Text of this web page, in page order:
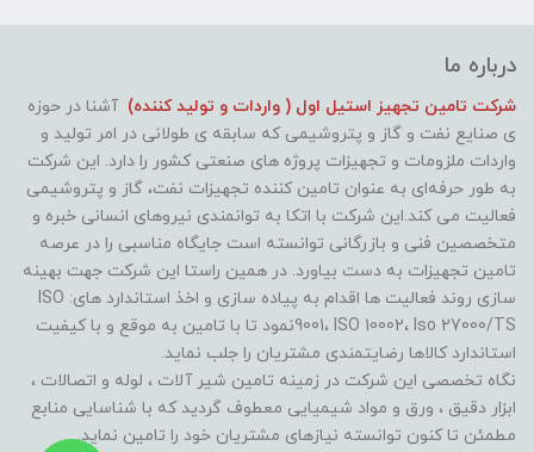
درباره ما
شرکت تامین تجهیز استیل اول ( واردات و تولید کننده) آشنا در حوزه
ی صنایع نفت و گاز و پتروشیمی که سابقه ی طولانی در امر تولید و
واردات ملزومات و تجهیزات پروژه های صنعتی کشور را دارد. این شرکت
به طور حرفه‌ای به عنوان تامین کننده تجهیزات نفت، گاز و پتروشیمی
فعالیت می کند.این شرکت با اتکا به توانمندی نیروهای انسانی خبره و
متخصصین فنی و بازرگانی توانسته است جایگاه مناسبی را در عرصه
تامین تجهیزات به دست بیاورد. در همین راستا این شرکت جهت بهینه
سازی روند فعالیت ها اقدام به پیاده سازی و اخذ استاندارد های: ISO
9001، ISO 10002، Iso 27000/TSنمود تا با تامین به موقع و با کیفیت
استاندارد کالاها رضایتمندی مشتریان را جلب نماید.
نگاه تخصصی این شرکت در زمینه تامین شیر آلات ، لوله و اتصالات ،
ابزار دقیق ، ورق و مواد شیمیایی معطوف گردید که با شناسایی منابع
مطمئن تا کنون توانسته نیازهای مشتریان خود را تامین نماید.